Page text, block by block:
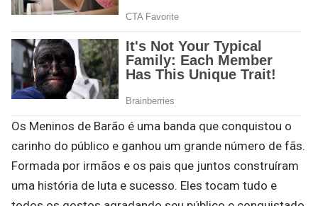
Os Meninos de Barão é uma banda que conquistou o
carinho do público e ganhou um grande número de fãs.
Formada por irmãos e os pais que juntos construíram
uma história de luta e sucesso. Eles tocam tudo e